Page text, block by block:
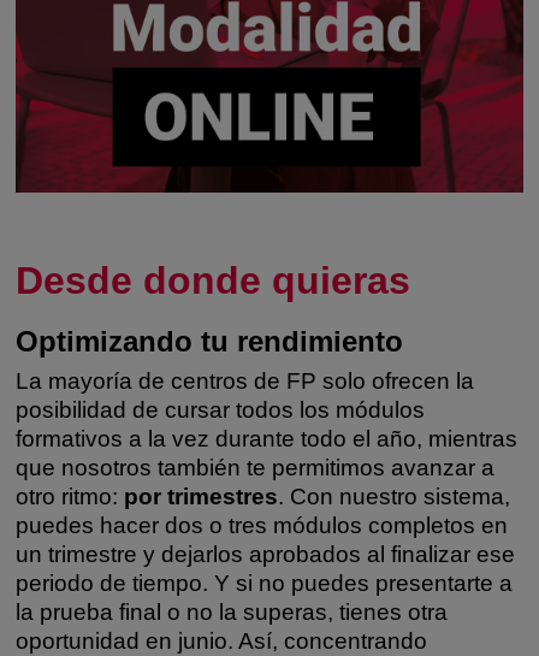
Desde donde quieras
Optimizando tu rendimiento
La mayoría de centros de FP solo ofrecen la
posibilidad de cursar todos los módulos
formativos a la vez durante todo el año, mientras
que nosotros también te permitimos avanzar a
otro ritmo: por trimestres. Con nuestro sistema,
puedes hacer dos o tres módulos completos en
un trimestre y dejarlos aprobados al finalizar ese
periodo de tiempo. Y si no puedes presentarte a
la prueba final o no la superas, tienes otra
oportunidad en junio. Así, concentrando